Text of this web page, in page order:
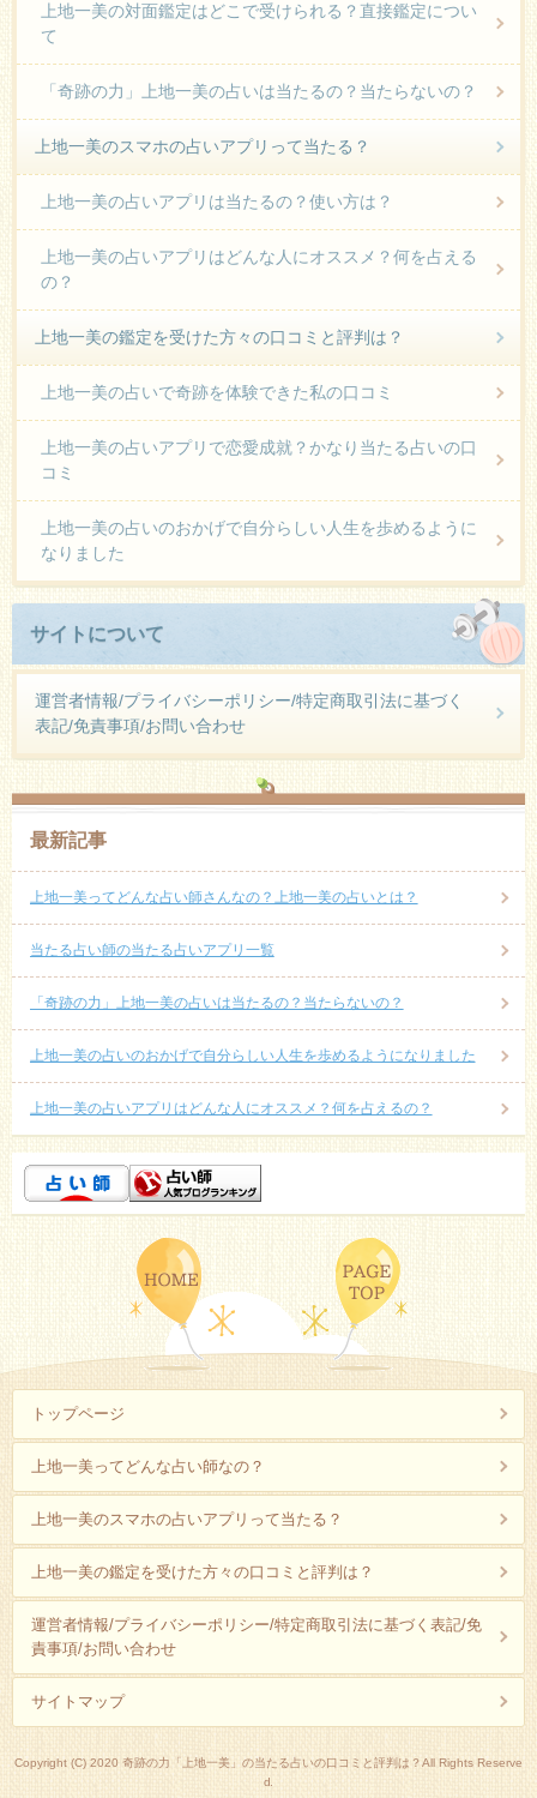
上地一美の対面鑑定はどこで受けられる？直接鑑定につい
て
「奇跡の力」上地一美の占いは当たるの？当たらないの？
上地一美のスマホの占いアプリって当たる？
上地一美の占いアプリは当たるの？使い方は？
上地一美の占いアプリはどんな人にオススメ？何を占える
の？
上地一美の鑑定を受けた方々の口コミと評判は？
上地一美の占いで奇跡を体験できた私の口コミ
上地一美の占いアプリで恋愛成就？かなり当たる占いの口
コミ
上地一美の占いのおかげで自分らしい人生を歩めるように
なりました
サイトについて
運営者情報/プライバシーポリシー/特定商取引法に基づく
表記/免責事項/お問い合わせ
最新記事
上地一美ってどんな占い師さんなの？上地一美の占いとは？
当たる占い師の当たる占いアプリ一覧
「奇跡の力」上地一美の占いは当たるの？当たらないの？
上地一美の占いのおかげで自分らしい人生を歩めるようになりました
上地一美の占いアプリはどんな人にオススメ？何を占えるの？
トップページ
上地一美ってどんな占い師なの？
上地一美のスマホの占いアプリって当たる？
上地一美の鑑定を受けた方々の口コミと評判は？
運営者情報/プライバシーポリシー/特定商取引法に基づく表記/免
責事項/お問い合わせ
サイトマップ
Copyright (C) 2020 奇跡の力「上地一美」の当たる占いの口コミと評判は？All Rights Reserve
d.